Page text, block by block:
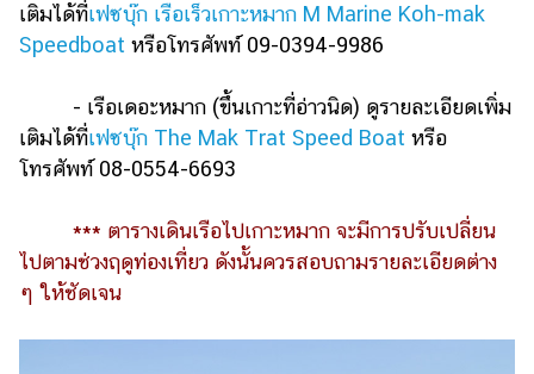
เติมได้ที่เฟซบุ๊ก เรือเร็วเกาะหมาก M Marine Koh-mak
Speedboat หรือโทรศัพท์ 09-0394-9986
- เรือเดอะหมาก (ขึ้นเกาะที่อ่าวนิด) ดูรายละเอียดเพิ่ม
เติมได้ที่เฟซบุ๊ก The Mak Trat Speed Boat หรือ
โทรศัพท์ 08-0554-6693
*** ตารางเดินเรือไปเกาะหมาก จะมีการปรับเปลี่ยน
ไปตามช่วงฤดูท่องเที่ยว ดังนั้นควรสอบถามรายละเอียดต่าง
ๆ ให้ชัดเจน